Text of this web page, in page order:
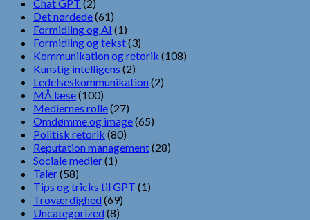
Chat GPT (2)
Det nørdede(61)
Formidling og AI (1)
Formidling og tekst(3)
Kommunikation og retorik (108)
Kunstig intelligens (2)
Ledelseskommunikation (2)
MÅ læse(100)
Mediernes rolle(27)
Omdømme og image(65)
Politisk retorik (80)
Reputation management(28)
Sociale medier(1)
Taler(58)
Tips og tricks til GPT (1)
Troværdighed (69)
Uncategorized (8)